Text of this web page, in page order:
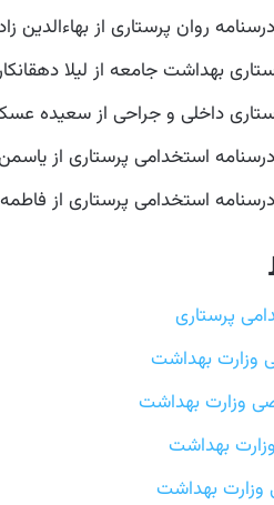
روان پرستاری از بهاءالدین
بهداشت جامعه از لیلا
داخلی و جراحی از سعیده
استخدامی پرستاری از یاسمن
استخدامی پرستاری از فاطمه
پرستاری
وزارت بهداشت
وزارت بهداشت
بهداشت
بهداشت